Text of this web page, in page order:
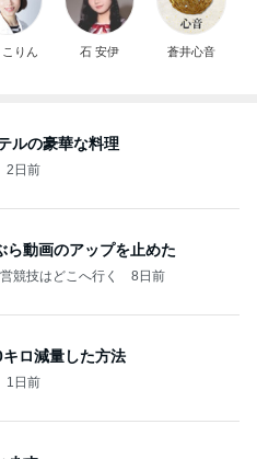
りん 石 安伊 蒼井心音
ルの豪華な料理
2日前
ら動画のアップを止めた
競技はどこへ行く 8日前
ロ減量した方法
1日前